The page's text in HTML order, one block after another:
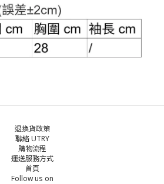
退換貨政策
聯絡 UTRY
購物流程
運送服務方式
首頁
Follow us on